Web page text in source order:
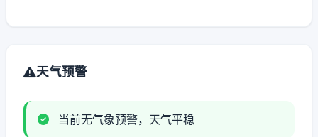
天气预警
当前无气象预警，天气平稳